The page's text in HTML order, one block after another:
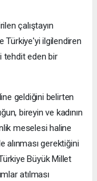
çalıştayın
Türkiye'yi ilgilendiren
tehdit eden bir
geldiğini belirten
bireyin ve kadının
meselesi haline
gerektiğini
Büyük Millet
atılması